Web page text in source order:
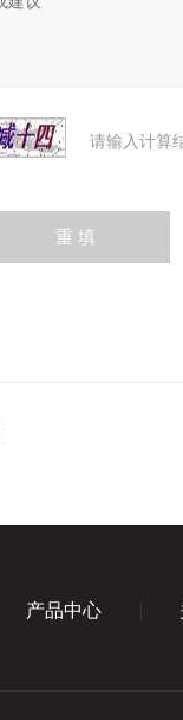
请输入计算
产品中心